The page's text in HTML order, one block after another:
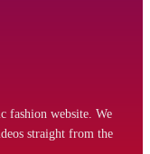
fashion website. We
straight from the